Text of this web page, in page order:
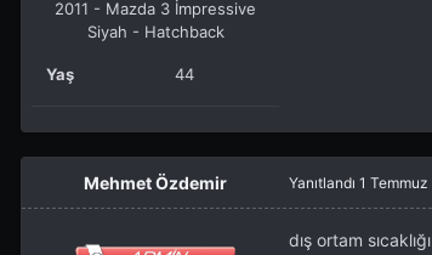
2011 - Mazda 3 İmpressive
Siyah - Hatchback
Yaş 44
Mehmet Özdemir Yanıtlandı 1
dış ortam